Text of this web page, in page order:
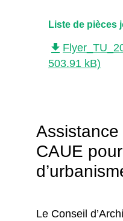
Liste de pièces
file_download
503.91 kB)
CAUE
Le Conseil